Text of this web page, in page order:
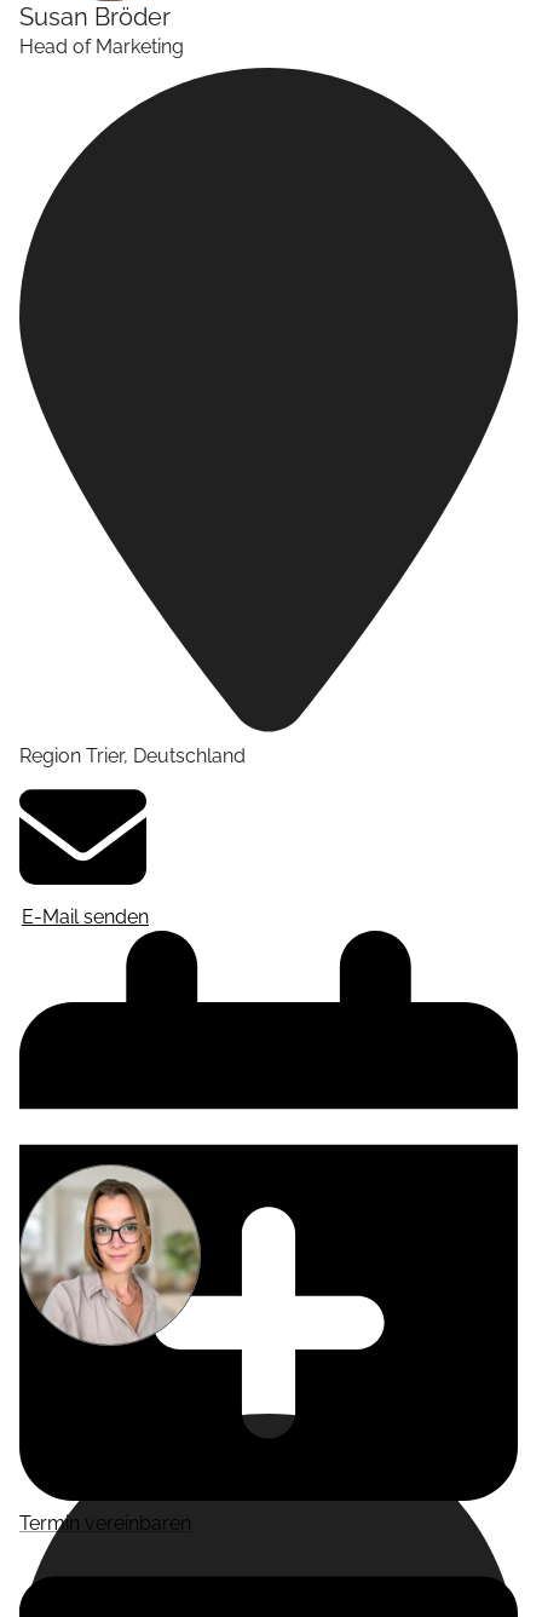
Susan Bröder
Head of Marketing
Region Trier, Deutschland
E-Mail senden
Termin vereinbaren